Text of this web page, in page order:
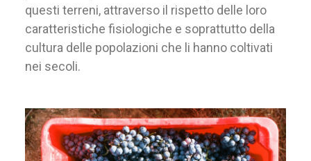
questi terreni, attraverso il rispetto delle loro
caratteristiche fisiologiche e soprattutto della
cultura delle popolazioni che li hanno coltivati
nei secoli.